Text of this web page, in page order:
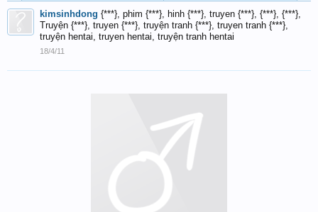
kimsinhdong {***}, phim {***}, hinh {***}, truyen {***}, {***}, {***},
Truyện {***}, truyen {***}, truyện tranh {***}, truyen tranh {***},
truyện hentai, truyen hentai, truyện tranh hentai
18/4/11